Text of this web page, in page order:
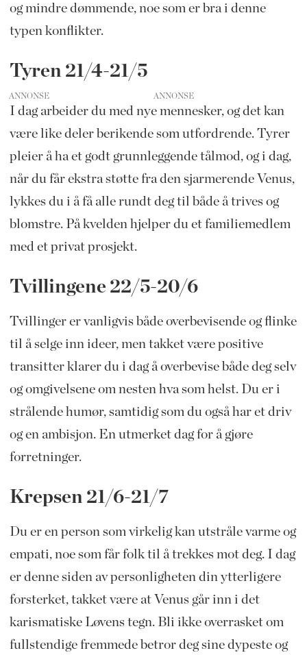
og mindre dømmende, noe som er bra i denne
typen konflikter.
Tyren 21/4-21/5
ANNONSE
I dag arbeider du med nye mennesker, og det kan
være like deler berikende som utfordrende. Tyrer
pleier å ha et godt grunnleggende tålmod, og i dag,
når du får ekstra støtte fra den sjarmerende Venus,
lykkes du i å få alle rundt deg til både å trives og
blomstre. På kvelden hjelper du et familiemedlem
med et privat prosjekt.
Tvillingene 22/5-20/6
Tvillinger er vanligvis både overbevisende og flinke
til å selge inn ideer, men takket være positive
transitter klarer du i dag å overbevise både deg selv
og omgivelsene om nesten hva som helst. Du er i
strålende humør, samtidig som du også har et driv
og en ambisjon. En utmerket dag for å gjøre
forretninger.
Krepsen 21/6-21/7
Du er en person som virkelig kan utstråle varme og
empati, noe som får folk til å trekkes mot deg. I dag
er denne siden av personligheten din ytterligere
forsterket, takket være at Venus går inn i det
karismatiske Løvens tegn. Bli ikke overrasket om
fullstendige fremmede betror deg sine dypeste og